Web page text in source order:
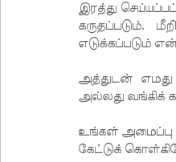
இரத்து
கருதப்படும்.
எடுக்கப்படும்
அத்துடன்
அல்லது வங்கிக்
உங்கள் அமைப்பு
கேட்டுக்